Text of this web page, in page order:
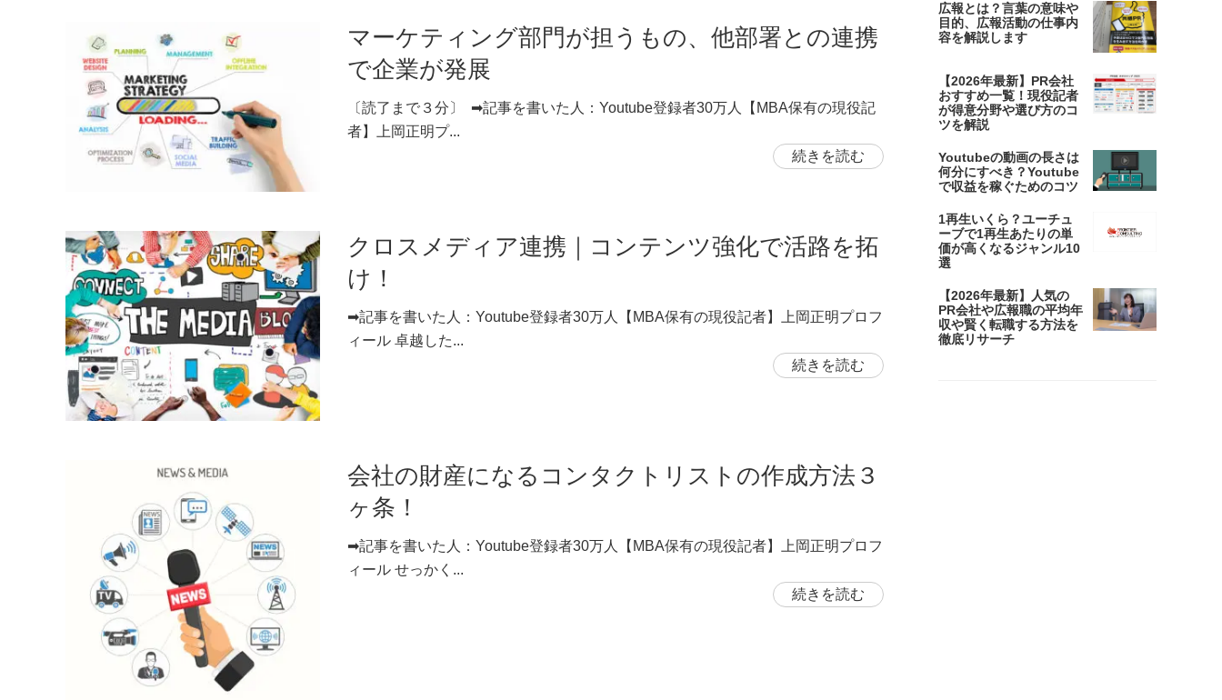
マーケティング部門が担うもの、他部署との連携
で企業が発展
〔読了まで３分〕 ➡記事を書いた人：Youtube登録者30万人【MBA保有の現役記
者】上岡正明プ...
続きを読む
クロスメディア連携｜コンテンツ強化で活路を拓
け！
➡記事を書いた人：Youtube登録者30万人【MBA保有の現役記者】上岡正明プロフ
ィール 卓越した...
続きを読む
会社の財産になるコンタクトリストの作成方法３
ヶ条！
➡記事を書いた人：Youtube登録者30万人【MBA保有の現役記者】上岡正明プロフ
ィール せっかく...
続きを読む
広報とは？言葉の意味や
目的、広報活動の仕事内
容を解説します
【2026年最新】PR会社
おすすめ一覧！現役記者
が得意分野や選び方のコ
ツを解説
Youtubeの動画の長さは
何分にすべき？Youtube
で収益を稼ぐためのコツ
1再生いくら？ユーチュ
ーブで1再生あたりの単
価が高くなるジャンル10
選
【2026年最新】人気の
PR会社や広報職の平均年
収や賢く転職する方法を
徹底リサーチ